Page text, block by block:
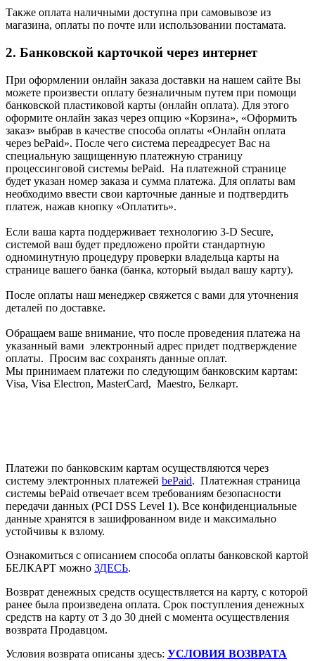
Также оплата наличными доступна при самовывозе из
магазина, оплаты по почте или использовании постамата.
2. Банковской карточкой через интернет
При оформлении онлайн заказа доставки на нашем сайте Вы
можете произвести оплату безналичным путем при помощи
банковской пластиковой карты (онлайн оплата). Для этого
оформите онлайн заказ через опцию «Корзина», «Оформить
заказ» выбрав в качестве способа оплаты «Онлайн оплата
через bePaid». После чего система переадресует Вас на
специальную защищенную платежную страницу
процессинговой системы bePaid. На платежной странице
будет указан номер заказа и сумма платежа. Для оплаты вам
необходимо ввести свои карточные данные и подтвердить
платеж, нажав кнопку «Оплатить».
Если ваша карта поддерживает технологию 3-D Secure,
системой ваш будет предложено пройти стандартную
одноминутную процедуру проверки владельца карты на
странице вашего банка (банка, который выдал вашу карту).
После оплаты наш менеджер свяжется с вами для уточнения
деталей по доставке.
Обращаем ваше внимание, что после проведения платежа на
указанный вами электронный адрес придет подтверждение
оплаты. Просим вас сохранять данные оплат.
Мы принимаем платежи по следующим банковским картам:
Visa, Visa Electron, MasterCard, Maestro, Белкарт.
Платежи по банковским картам осуществляются через
систему электронных платежей bePaid. Платежная страница
системы bePaid отвечает всем требованиям безопасности
передачи данных (PCI DSS Level 1). Все конфиденциальные
данные хранятся в зашифрованном виде и максимально
устойчивы к взлому.
Ознакомиться с описанием способа оплаты банковской картой
БЕЛКАРТ можно ЗДЕСЬ.
Возврат денежных средств осуществляется на карту, с которой
ранее была произведена оплата. Срок поступления денежных
средств на карту от 3 до 30 дней с момента осуществления
возврата Продавцом.
Условия возврата описаны здесь: УСЛОВИЯ ВОЗВРАТА